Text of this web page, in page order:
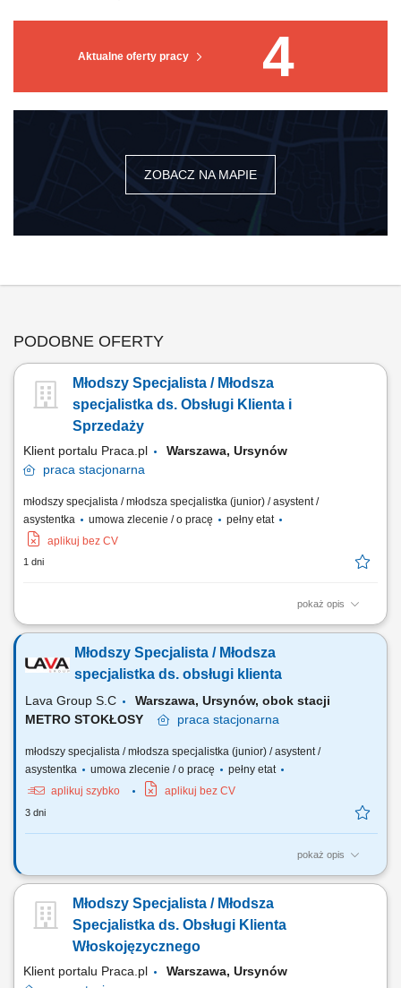
Aktualne oferty pracy 4
ZOBACZ NA MAPIE
PODOBNE OFERTY
Młodszy Specjalista / Młodsza
specjalistka ds. Obsługi Klienta i
Sprzedaży
Klient portalu Praca.pl
Warszawa, Ursynów
praca stacjonarna
młodszy specjalista / młodsza specjalistka (junior) / asystent /
asystentka
umowa zlecenie / o pracę
pełny etat
aplikuj bez CV
1 dni
pokaż opis
Kompleksowa obsługa zamówień oraz przygotowywanie ofert
zakresie realizowanych zamówień. Tworzenie wizualizacji produktów
zgodnie z przekazanymi wytycznymi. Aktualizacja oraz weryfikacja baz
Młodszy Specjalista / Młodsza
specjalistka ds. obsługi klienta
Lava Group S.C
Warszawa, Ursynów, obok stacji
METRO STOKŁOSY
praca stacjonarna
młodszy specjalista / młodsza specjalistka (junior) / asystent /
asystentka
umowa zlecenie / o pracę
pełny etat
aplikuj szybko
aplikuj bez CV
3 dni
pokaż opis
obsługa zamówień i przygotowywanie ofert handlowych; kontakt
klienta; budowanie baz i ich weryfikacja; współpraca z innymi działami
firmy;
Młodszy Specjalista / Młodsza
Specjalistka ds. Obsługi Klienta
Włoskojęzycznego
Klient portalu Praca.pl
Warszawa, Ursynów